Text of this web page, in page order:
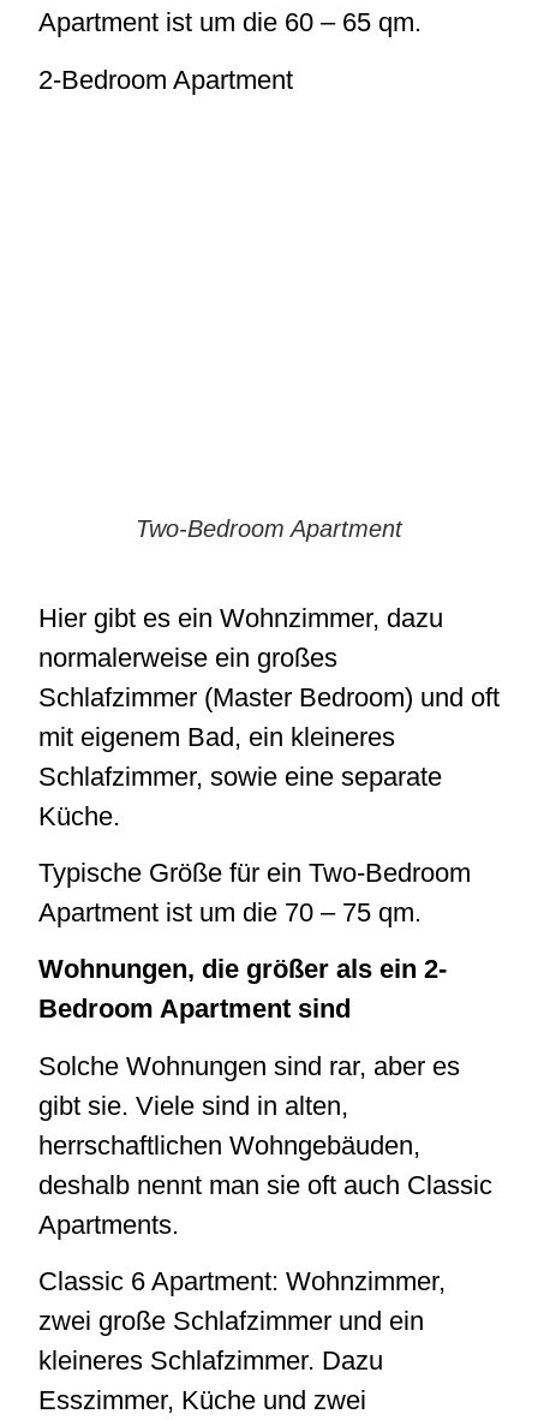
Apartment ist um die 60 – 65 qm.
2-Bedroom Apartment
Two-Bedroom Apartment
Hier gibt es ein Wohnzimmer, dazu
normalerweise ein großes
Schlafzimmer (Master Bedroom) und oft
mit eigenem Bad, ein kleineres
Schlafzimmer, sowie eine separate
Küche.
Typische Größe für ein Two-Bedroom
Apartment ist um die 70 – 75 qm.
Wohnungen, die größer als ein 2-
Bedroom Apartment sind
Solche Wohnungen sind rar, aber es
gibt sie. Viele sind in alten,
herrschaftlichen Wohngebäuden,
deshalb nennt man sie oft auch Classic
Apartments.
Classic 6 Apartment: Wohnzimmer,
zwei große Schlafzimmer und ein
kleineres Schlafzimmer. Dazu
Esszimmer, Küche und zwei